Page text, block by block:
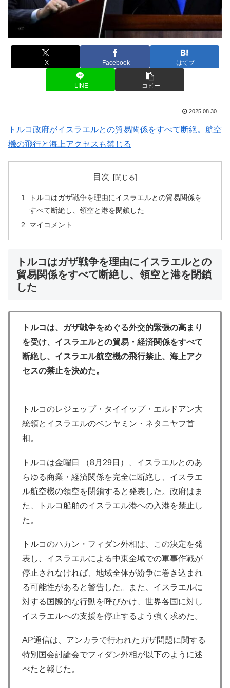
X Facebook はてブ
LINE コピー
2025.08.30
トルコ政府がイスラエルとの貿易関係をすべて断絶。航空
機の飛行と海上アクセスも禁じる
目次
トルコはガザ戦争を理由にイスラエルとの貿易関係を
すべて断絶し、領空と港を閉鎖した
マイコメント
トルコはガザ戦争を理由にイスラエルとの
貿易関係をすべて断絶し、領空と港を閉鎖
した
トルコは、ガザ戦争をめぐる外交的緊張の高まり
を受け、イスラエルとの貿易・経済関係をすべて
断絶し、イスラエル航空機の飛行禁止、海上アク
セスの禁止を決めた。
トルコのレジェップ・タイイップ・エルドアン大
統領とイスラエルのベンヤミン・ネタニヤフ首
相。
トルコは金曜日 （8月29日）、イスラエルとのあ
らゆる商業・経済関係を完全に断絶し、イスラエ
ル航空機の領空を閉鎖すると発表した。政府はま
た、トルコ船舶のイスラエル港への入港を禁止し
た。
トルコのハカン・フィダン外相は、この決定を発
表し、イスラエルによる中東全域での軍事作戦が
停止されなければ、地域全体が紛争に巻き込まれ
る可能性があると警告した。また、イスラエルに
対する国際的な行動を呼びかけ、世界各国に対し
イスラエルへの支援を停止するよう強く求めた。
AP通信は、アンカラで行われたガザ問題に関する
特別国会討論会でフィダン外相が以下のように述
べたと報じた。